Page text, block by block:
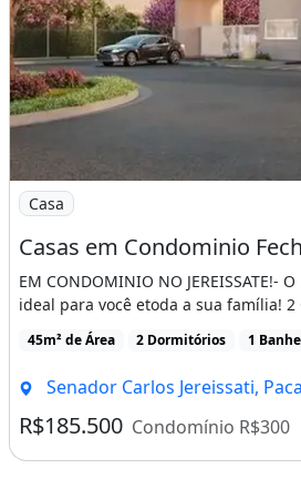
Imagem: Casas em Condominio
Casa
EM CONDOMINIO NO JEREISSATE!-
ideal para você etoda a sua família!
45m² de Área 2 Dormitórios 1
Senador Carlos Jereissati,
R$185.500 Condomínio R$300